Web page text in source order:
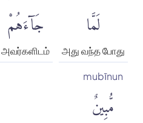
لَمَّا
அது வந்த போது
جَآءَهُمْ
அவர்களிடம்
mubīnun
مُّبِينٌ